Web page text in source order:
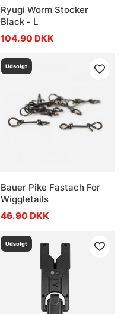
Ryugi Worm Stocker
Black - L
104.90 DKK
Udsolgt
Bauer Pike Fastach For
Wiggletails
46.90 DKK
Udsolgt